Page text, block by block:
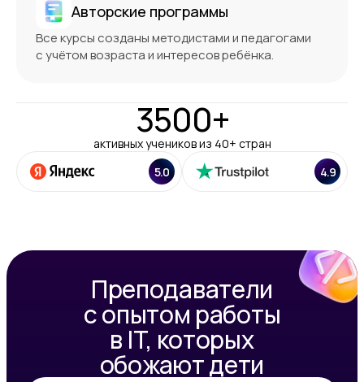
Авторские программы
Все курсы созданы методистами и педагогами
с учётом возраста и интересов ребёнка.
3500+
активных учеников из 40+ стран
5.0
4.9
Преподаватели
с опытом работы
в IT, которых
обожают дети